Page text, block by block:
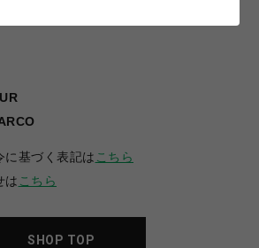
に基づく表記は こちら
は こちら
SHOP TOP